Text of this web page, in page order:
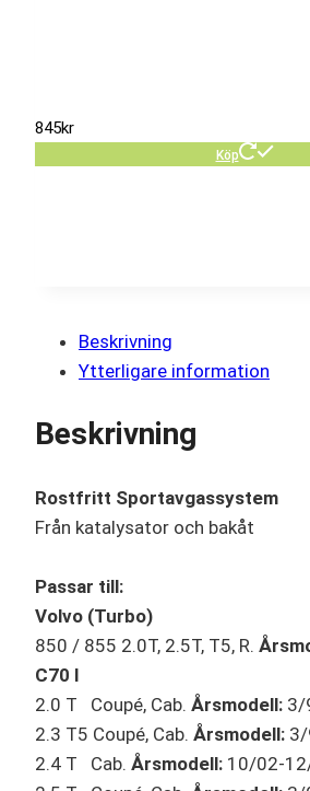
845kr
Köp
Beskrivning
Ytterligare information
Beskrivning
Rostfritt Sportavgassystem
Från katalysator och bakåt
Passar till:
Volvo (Turbo)
850 / 855 2.0T, 2.5T, T5, R.
C70 I
2.0 T Coupé, Cab. Årsmodell: 3/
2.3 T5 Coupé, Cab. Årsmodell:
2.4 T Cab. Årsmodell: 10/02-